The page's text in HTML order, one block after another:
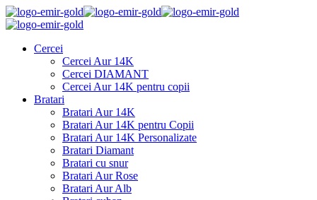
Cercei
Cercei Aur 14K
Cercei DIAMANT
Cercei Aur 14K pentru copii
Bratari
Bratari Aur 14K
Bratari Aur 14K pentru Copii
Bratari Aur 14K Personalizate
Bratari Diamant
Bratari cu snur
Bratari Aur Rose
Bratari Aur Alb